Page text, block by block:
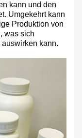
kann und den
Umgekehrt kann
Produktion von
was sich
kann.